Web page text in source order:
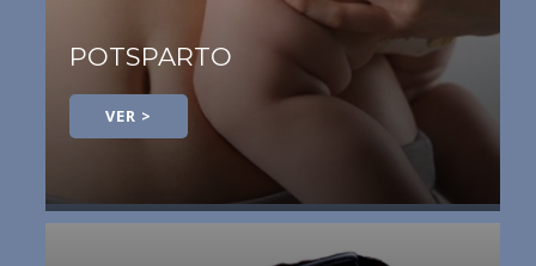
POTSPARTO
VER >